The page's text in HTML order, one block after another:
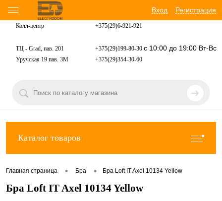
Вход Регистрация
Колл-центр +375(29)6-921-921
ТЦ - Grad, пав. 201 +375(29)199-80-30 с 10:00 до 19:00 Вт-Вс
Уручская 19 пав. 3М +375(29)354-30-60
Каталог товаров
Главная страница • Бра • Бра Loft IT Axel 10134 Yellow
Бра Loft IT Axel 10134 Yellow